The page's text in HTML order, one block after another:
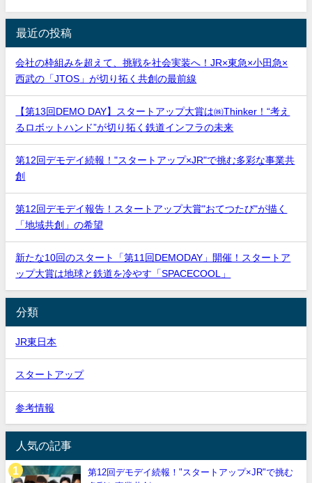
最近の投稿
会社の枠組みを超えて、挑戦を社会実装へ！JR×東急×小田急×
西武の「JTOS」が切り拓く共創の最前線
【第13回DEMO DAY】スタートアップ大賞は㈱Thinker！“考え
るロボットハンド”が切り拓く鉄道インフラの未来
第12回デモデイ続報！"スタートアップ×JR"で挑む多彩な事業共
創
第12回デモデイ報告！スタートアップ大賞"おてつたび"が描く
「地域共創」の希望
新たな10回のスタート「第11回DEMODAY」開催！スタートア
ップ大賞は地球と鉄道を冷やす「SPACECOOL」
分類
JR東日本
スタートアップ
参考情報
人気の記事
第12回デモデイ続報！"スタートアップ×JR"で挑む